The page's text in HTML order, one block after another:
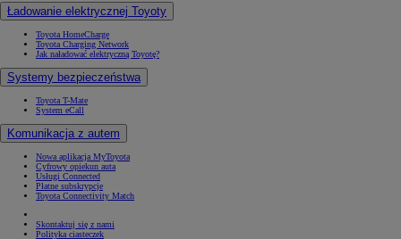
Ładowanie elektrycznej Toyoty
Toyota HomeCharge
Toyota Charging Network
Jak naładować elektryczną Toyotę?
Systemy bezpieczeństwa
Toyota T-Mate
System eCall
Komunikacja z autem
Nowa aplikacja MyToyota
Cyfrowy opiekun auta
Usługi Connected
Płatne subskrypcje
Toyota Connectivity Match
Skontaktuj się z nami
Polityka ciasteczek